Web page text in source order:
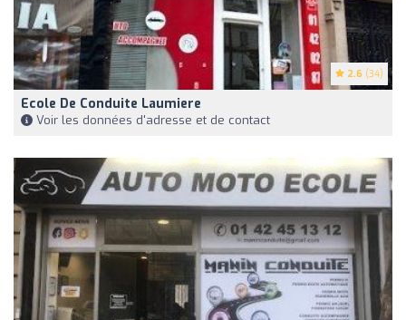
2.6 (34)
Ecole De Conduite Laumiere
Voir les données d'adresse et de contact